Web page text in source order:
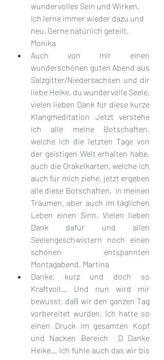
wundervolles Sein und Wirken.
Ich lerne immer wieder dazu und
neu. Gerne natürlich geteilt.
Monika
Auch von mir einen
wunderschönen guten Abend aus
Salzgitter/Niedersachsen und dir
liebe Heike, du wundervolle Seele,
vielen lieben Dank für diese kurze
Klangmeditation Jetzt verstehe
ich alle meine Botschaften,
welche ich die letzten Tage von
der geistigen Welt erhalten habe,
auch die Orakelkarten, welche ich
auch für mich ziehe, jetzt ergeben
alle diese Botschaften,  in meinen
Träumen, aber auch im täglichen
Leben einen Sinn. Vielen lieben
Dank dafür und allen
Seelengeschwistern noch einen
schönen entspannten
Montagabend, Martina
Danke, kurz und doch so
Kraftvoll... Und nun wird mir
bewusst, daß wir den ganzen Tag
vorbereitet wurden, ich hatte so
einen Druck im gesamten Kopf
und Nacken Bereich  D Danke
Heike... Ich fühle auch das wir bis